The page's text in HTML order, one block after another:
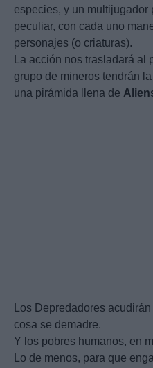
especies, y un multijugador
peculiar, con cada uno
personajes (o criaturas).
La acción nos trasladará
grupo de mineros tendrán
una pirámida llena de
Los Depredadores
cosa se demadre.
Y los pobres humanos, en
Lo de menos, para que